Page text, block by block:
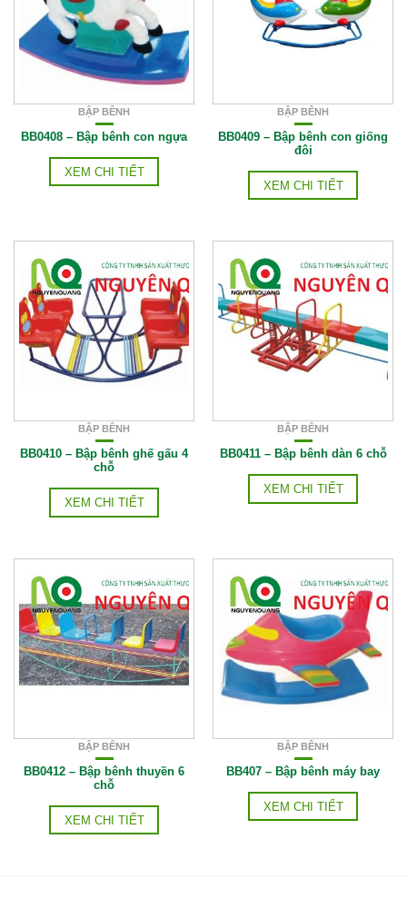
BẬP BÊNH
BB0408 – Bập bênh con ngựa
XEM CHI TIẾT
BẬP BÊNH
BB0409 – Bập bênh con giống
đôi
XEM CHI TIẾT
BẬP BÊNH
BB0410 – Bập bênh ghế gấu 4
chỗ
XEM CHI TIẾT
BẬP BÊNH
BB0411 – Bập bênh dàn 6 chỗ
XEM CHI TIẾT
BẬP BÊNH
BB0412 – Bập bênh thuyền 6
chỗ
XEM CHI TIẾT
BẬP BÊNH
BB407 – Bập bênh máy bay
XEM CHI TIẾT